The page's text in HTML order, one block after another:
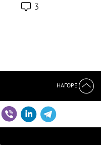
3
НАГОРЕ